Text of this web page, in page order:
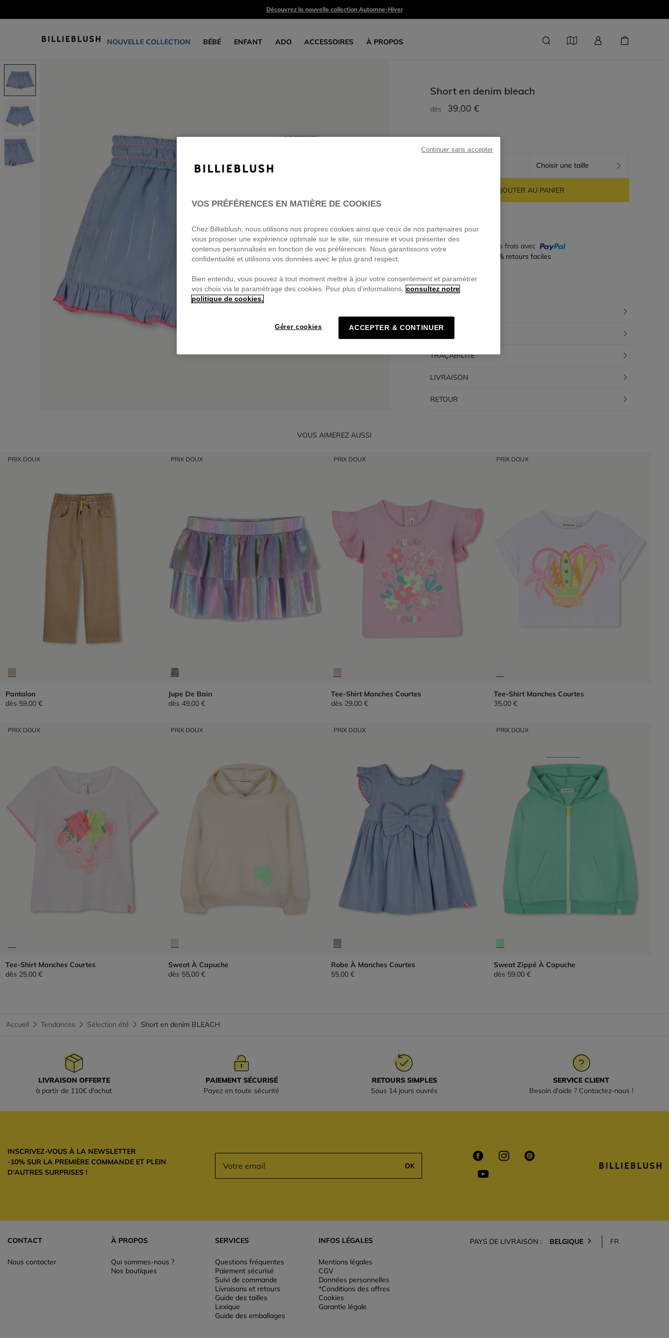
Découvrez la nouvelle collection Automne-Hiver
NOUVELLE COLLECTION BÉBÉ ENFANT ADO ACCESSOIRES À PROPOS
Short en denim bleach
dès 39,00 €
Choisir une taille
AJOUTER AU PANIER
Payez en 4 fois sans frais avec
🔒Paiement sécurisé & retours faciles
TRAÇABILITÉ
LIVRAISON
RETOUR
VOUS AIMEREZ AUSSI
PRIX DOUX
Pantalon
dès 59,00 €
PRIX DOUX
Jupe De Bain
dès 49,00 €
PRIX DOUX
Tee-Shirt Manches Courtes
dès 29,00 €
PRIX DOUX
Tee-Shirt Manches Courtes
35,00 €
PRIX DOUX
Tee-Shirt Manches Courtes
dès 25,00 €
PRIX DOUX
Sweat À Capuche
dès 55,00 €
PRIX DOUX
Robe À Manches Courtes
55,00 €
PRIX DOUX
Sweat Zippé À Capuche
dès 59,00 €
Accueil Tendances Sélection été Short en denim BLEACH
LIVRAISON OFFERTE
à partir de 110€ d'achat
PAIEMENT SÉCURISÉ
Payez en toute sécurité
RETOURS SIMPLES
Sous 14 jours ouvrés
SERVICE CLIENT
Besoin d'aide ? Contactez-nous !
INSCRIVEZ-VOUS À LA NEWSLETTER
-10% SUR LA PREMIÈRE COMMANDE ET PLEIN
D'AUTRES SURPRISES !
OK
CONTACT
Nous contacter
À PROPOS
Qui sommes-nous ?
Nos boutiques
SERVICES
Questions fréquentes
Paiement sécurisé
Suivi de commande
Livraisons et retours
Guide des tailles
Lexique
Guide des emballages
INFOS LÉGALES
Mentions légales
CGV
Données personnelles
*Conditions des offres
Cookies
Garantie légale
PAYS DE LIVRAISON : BELGIQUE FR
VOS PRÉFÉRENCES EN MATIÈRE DE COOKIES
Chez Billieblush, nous utilisons nos propres cookies ainsi que ceux de nos partenaires pour
vous proposer une expérience optimale sur le site, sur mesure et vous présenter des
contenus personnalisés en fonction de vos préférences. Nous garantissons votre
confidentialité et utilisons vos données avec le plus grand respect.
Bien entendu, vous pouvez à tout moment mettre à jour votre consentement et paramétrer
vos choix via le paramétrage des cookies. Pour plus d'informations,
consultez notre
politique de cookies.
Gérer cookies ACCEPTER & CONTINUER
Continuer sans accepter